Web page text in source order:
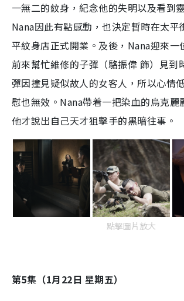
一無二的紋身，紀念他的失明以及看到
Nana因此有點感動，也決定暫時在太平
平紋身店正式開業。及後，Nana迎來一
前來幫忙維修的子彈（駱振偉 飾）見到
彈因撞見疑似故人的女客人，所以心情
慰也無效。Nana帶着一把染血的烏克麗
他才說出自己天才狙擊手的黑暗往事。
點擊圖片放大
第5集（1月22日 星期五）